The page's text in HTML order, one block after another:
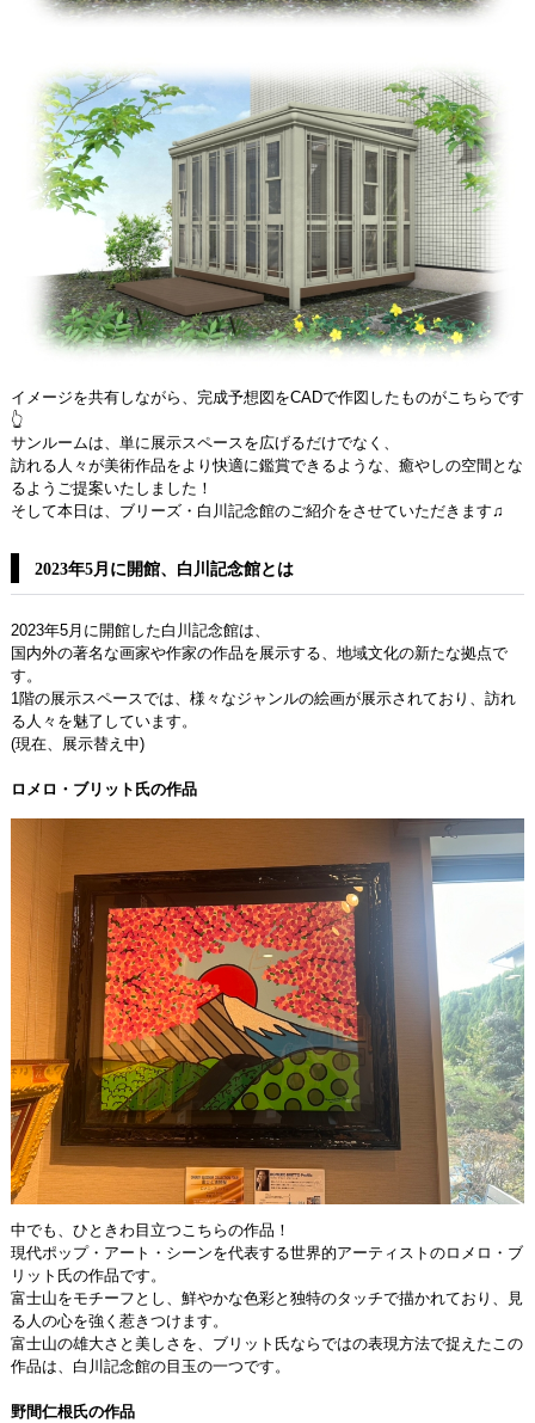
イメージを共有しながら、完成予想図をCADで作図したものがこちらです
👆
サンルームは、単に展示スペースを広げるだけでなく、
訪れる人々が美術作品をより快適に鑑賞できるような、癒やしの空間とな
るようご提案いたしました！
そして本日は、ブリーズ・白川記念館のご紹介をさせていただきます♫
2023年5月に開館、白川記念館とは
2023年5月に開館した白川記念館は、
国内外の著名な画家や作家の作品を展示する、地域文化の新たな拠点で
す。
1階の展示スペースでは、様々なジャンルの絵画が展示されており、訪れ
る人々を魅了しています。
(現在、展示替え中)
ロメロ・ブリット氏の作品
中でも、ひときわ目立つこちらの作品！
現代ポップ・アート・シーンを代表する世界的アーティストのロメロ・ブ
リット氏の作品です。
富士山をモチーフとし、鮮やかな色彩と独特のタッチで描かれており、見
る人の心を強く惹きつけます。
富士山の雄大さと美しさを、ブリット氏ならではの表現方法で捉えたこの
作品は、白川記念館の目玉の一つです。
野間仁根氏の作品